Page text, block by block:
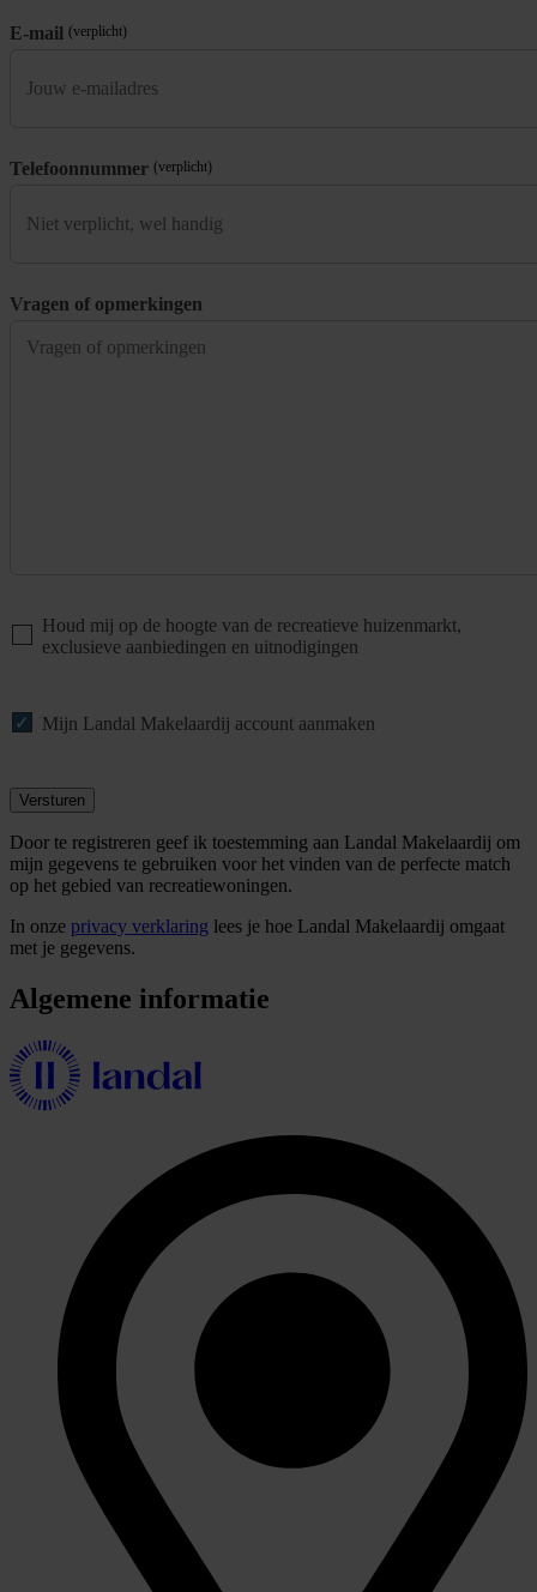
E-mail (verplicht)
Telefoonnummer (verplicht)
Vragen of opmerkingen
Houd mij op de hoogte van de recreatieve huizenmarkt,
exclusieve aanbiedingen en uitnodigingen
Mijn Landal Makelaardij account aanmaken
Versturen
Door te registreren geef ik toestemming aan Landal Makelaardij om
mijn gegevens te gebruiken voor het vinden van de perfecte match
op het gebied van recreatiewoningen.
In onze privacy verklaring lees je hoe Landal Makelaardij omgaat
met je gegevens.
Algemene informatie